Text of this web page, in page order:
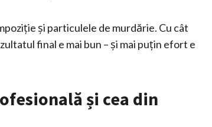
și particulele de murdărie. Cu cât
final e mai bun – și mai puțin efort e
și cea din